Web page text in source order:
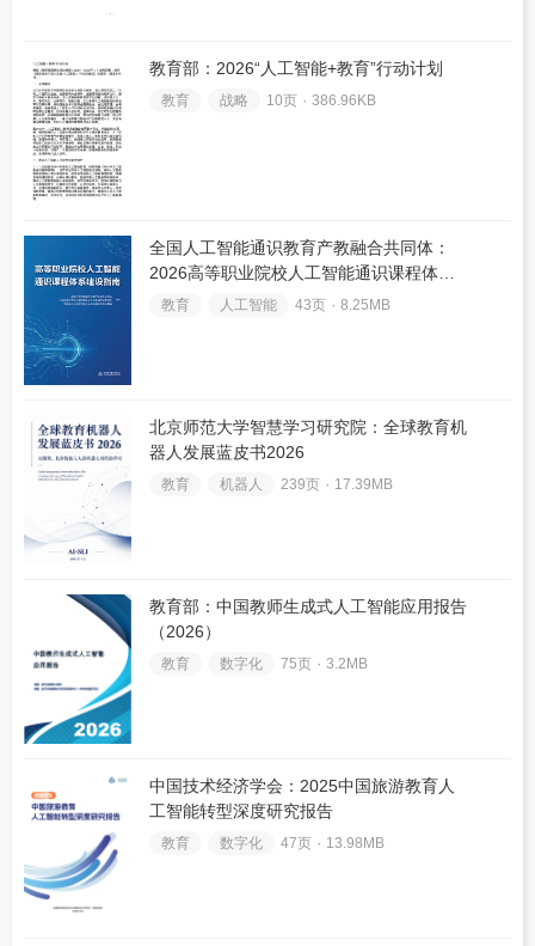
教育部：2026“人工智能+教育”行动计划
教育 战略 10页 ۰ 386.96KB
全国人工智能通识教育产教融合共同体：
2026高等职业院校人工智能通识课程体系
建设指南
教育 人工智能 43页 ۰ 8.25MB
北京师范大学智慧学习研究院：全球教育机
器人发展蓝皮书2026
教育 机器人 239页 ۰ 17.39MB
教育部：中国教师生成式人工智能应用报告
（2026）
教育 数字化 75页 ۰ 3.2MB
中国技术经济学会：2025中国旅游教育人
工智能转型深度研究报告
教育 数字化 47页 ۰ 13.98MB